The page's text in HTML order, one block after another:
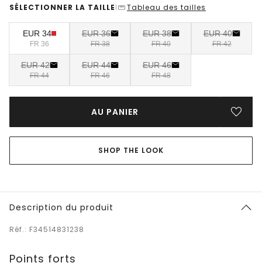
SÉLECTIONNER LA TAILLE | Tableau des tailles
EUR 34
FR 36
EUR 36
FR 38
EUR 38
FR 40
EUR 40
FR 42
EUR 42
FR 44
EUR 44
FR 46
EUR 46
FR 48
AU PANIER
SHOP THE LOOK
Description du produit
Réf.: F34514831238
Points forts